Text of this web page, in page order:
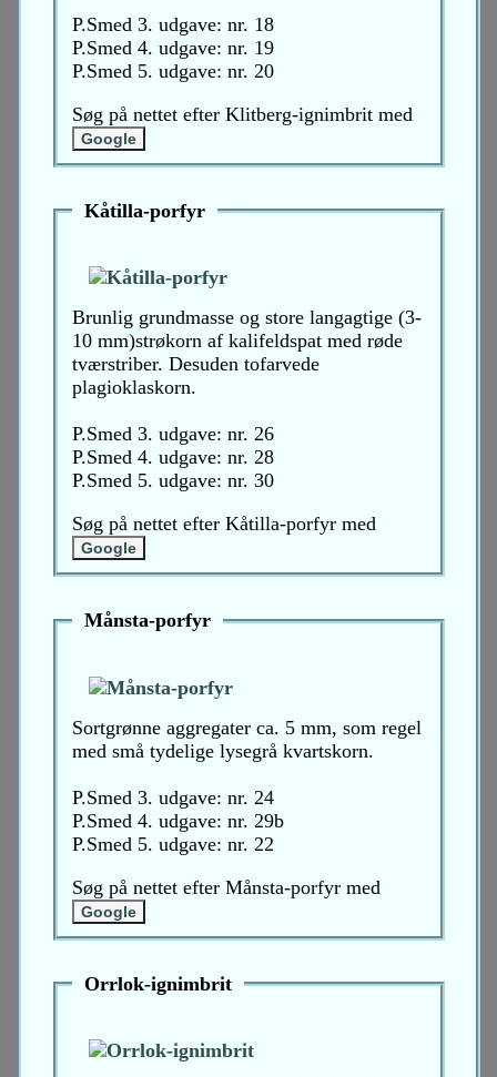
P.Smed 3. udgave: nr. 18
P.Smed 4. udgave: nr. 19
P.Smed 5. udgave: nr. 20
Søg på nettet efter Klitberg-ignimbrit med
Kåtilla-porfyr
Brunlig grundmasse og store langagtige (3-
10 mm)strøkorn af kalifeldspat med røde
tværstriber. Desuden tofarvede
plagioklaskorn.
P.Smed 3. udgave: nr. 26
P.Smed 4. udgave: nr. 28
P.Smed 5. udgave: nr. 30
Søg på nettet efter Kåtilla-porfyr med
Månsta-porfyr
Sortgrønne aggregater ca. 5 mm, som regel
med små tydelige lysegrå kvartskorn.
P.Smed 3. udgave: nr. 24
P.Smed 4. udgave: nr. 29b
P.Smed 5. udgave: nr. 22
Søg på nettet efter Månsta-porfyr med
Orrlok-ignimbrit